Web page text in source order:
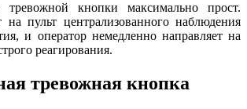
кнопки максимально прост.
на пульт централизованного наблюдения
и оператор немедленно направляет на
реагирования.
тревожная кнопка